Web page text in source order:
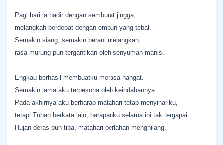
Pagi hari ia hadir dengan semburat jingga,
melangkah berdebat dengan embun yang tebal.
Semakin siang, semakin berani melangkah,
rasa murung pun tergantikan oleh senyuman manis.
Engkau berhasil membuatku merasa hangat.
Semakin lama aku terpesona oleh keindahannya.
Pada akhirnya aku berharap matahari tetap menyinariku,
tetapi Tuhan berkata lain; harapanku selama ini tak tergapai.
Hujan deras pun tiba, matahari perlahan menghilang.